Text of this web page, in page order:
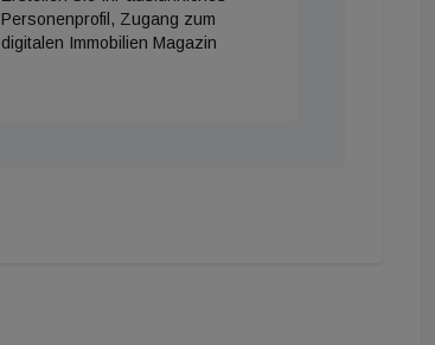
Personenprofil, Zugang zum
digitalen Immobilien Magazin